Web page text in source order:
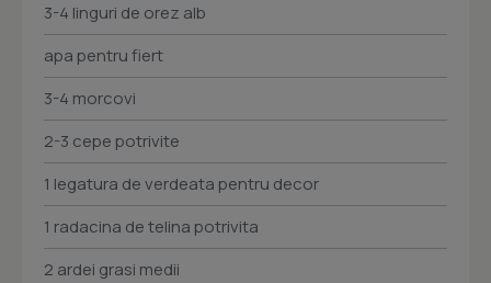
3-4 linguri de orez alb
apa pentru fiert
3-4 morcovi
2-3 cepe potrivite
1 legatura de verdeata pentru decor
1 radacina de telina potrivita
2 ardei grasi medii